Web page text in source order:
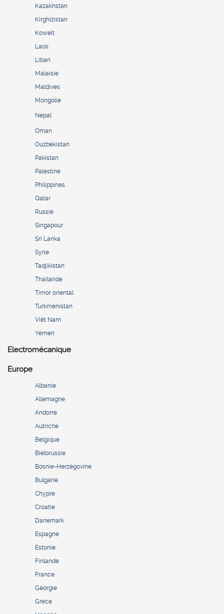
Kazakhstan
Kirghizistan
Koweït
Laos
Liban
Malaisie
Maldives
Mongolie
Népal
Oman
Ouzbékistan
Pakistan
Palestine
Philippines
Qatar
Russie
Singapour
Sri Lanka
Syrie
Tadjikistan
Thaïlande
Timor oriental
Turkménistan
Viêt Nam
Yémen
Electromécanique
Europe
Albanie
Allemagne
Andorre
Autriche
Belgique
Biélorussie
Bosnie-Herzégovine
Bulgarie
Chypre
Croatie
Danemark
Espagne
Estonie
Finlande
France
Géorgie
Grèce